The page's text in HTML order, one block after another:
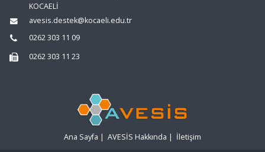
KOCAELİ
avesis.destek@kocaeli.edu.tr
0262 303 11 09
0262 303 11 23
Ana Sayfa | AVESİS Hakkında | İletişim